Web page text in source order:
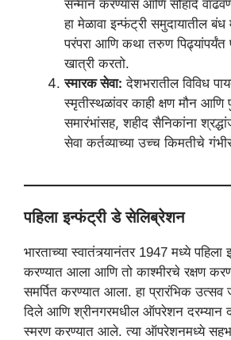
सन्मान करण्यास आणि सौहार्द
हा मेळावा इन्फंट्री समुदायातील
परंपरा आणि कथा तरुण पिढ्यांपर्यंत
खात्री करतो.
स्मारक सेवा: देशभरातील विविध
स्मृतीस्थळांवर काही क्षण मौन आणि
समारंभांसह, शहीद सैनिकांना
सेवा कर्तव्याच्या उच्च किमतीचे
पहिला इन्फंट्री डे सेलिब्रेशन
भारताच्या स्वातंत्र्यानंतर 1947 मध्ये पहिला
करण्यात आला आणि तो काश्मीरचे रक्षण
समर्पित करण्यात आला. हा प्रारंभिक उत्सव
दिले आणि श्रीनगरमधील ऑपरेशन दरम्यान
स्मरण करण्यात आले. त्या ऑपरेशनमध्ये